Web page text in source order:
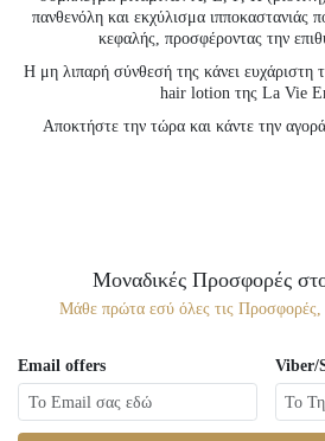
πανθενόλη και εκχύλισμα ιπποκαστανιάς
κεφαλής, προσφέροντας την
Η μη λιπαρή σύνθεσή της κάνει ευχάριστη
hair lotion της La Vie
Αποκτήστε την τώρα και κάντε την
Μοναδικές Προσφορές
Μάθε πρώτα εσύ όλες τις Προσφορές,
Email offers Viber/